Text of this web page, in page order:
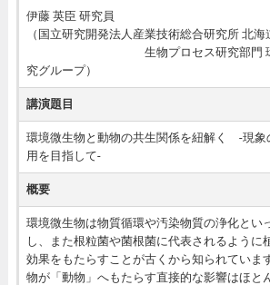
伊藤 英臣 研究員
（国立研究開発法人産業技術総合研究所 北海
生物プロセス研究部門 環境
究グループ）
講演題目
環境微生物と動物の共生関係を紐解く -現象
用を目指して-
概要
環境微生物は物質循環や汚染物質の浄化とい
し、また根粒菌や菌根菌に代表されるように
効果をもたらすことが古くから知られていま
物が「動物」へもたらす直接的な影響はほと